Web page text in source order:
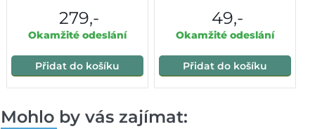
279,-
Okamžité odeslání
Přidat do košíku
49,-
Okamžité odeslání
Přidat do košíku
Mohlo by vás zajímat: